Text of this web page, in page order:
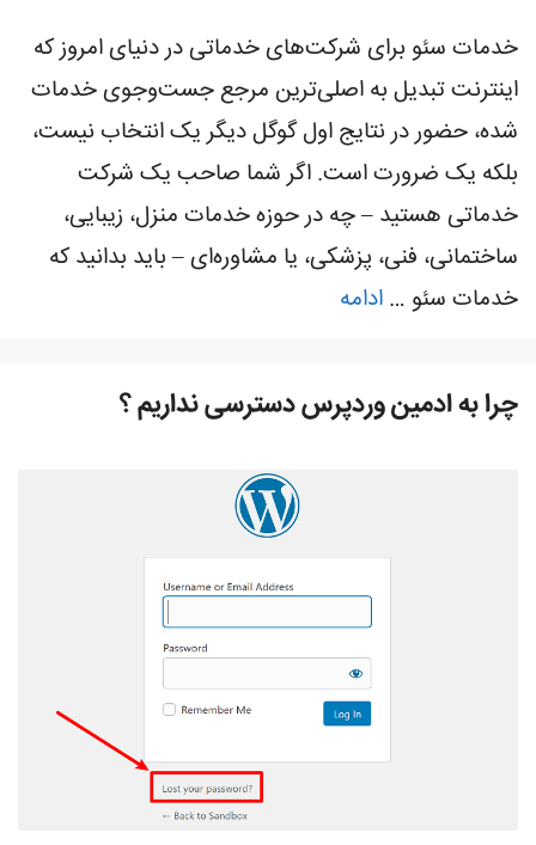
خدمات سئو برای شرکت‌های خدماتی در دنیای امروز که
اینترنت تبدیل به اصلی‌ترین مرجع جست‌وجوی خدمات
شده، حضور در نتایج اول گوگل دیگر یک انتخاب نیست،
بلکه یک ضرورت است. اگر شما صاحب یک شرکت
خدماتی هستید – چه در حوزه خدمات منزل، زیبایی،
ساختمانی، فنی، پزشکی، یا مشاوره‌ای – باید بدانید که
خدمات سئو … ادامه
چرا به ادمین وردپرس دسترسی نداریم ؟